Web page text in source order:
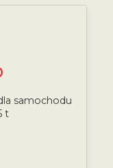
samochodu
t